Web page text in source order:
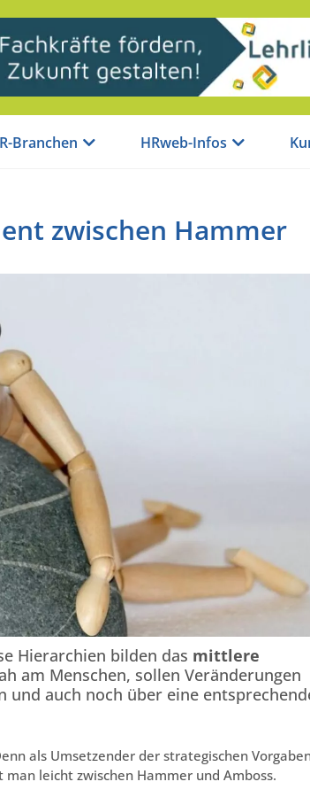
Branchen HRweb-Infos
zwischen Hammer
Hierarchien bilden das mittlere
am Menschen, sollen Veränderungen
auch noch über eine
als Umsetzender der strategischen
leicht zwischen Hammer und Amboss.